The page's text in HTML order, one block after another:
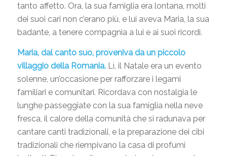
tanto affetto. Ora, la sua famiglia era lontana, molti
dei suoi cari non c’erano più, e lui aveva Maria, la sua
badante, a tenere compagnia a lui e ai suoi ricordi.
Maria, dal canto suo, proveniva da un piccolo
villaggio della Romania.Lì, il Natale era un evento
solenne, un’occasione per rafforzare i legami
familiari e comunitari. Ricordava con nostalgia le
lunghe passeggiate con la sua famiglia nella neve
fresca, il calore della comunità che si radunava per
cantare canti tradizionali, e la preparazione dei cibi
tradizionali che riempivano la casa di profumi